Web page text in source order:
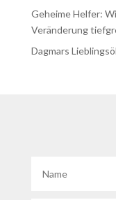
Geheime Helfer:
Veränderung
Dagmars